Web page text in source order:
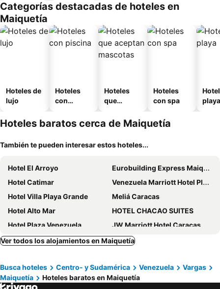
o
Categorías destacadas de hoteles en
Maiquetía
Hoteles de
lujo
Hoteles
con
Hoteles
que
mascotas
Hoteles
con spa
playa
Hoteles baratos cerca de Maiquetía
También te pueden interesar estos hoteles...
Hotel El Arroyo
Eurobuilding Express Maiquetía
Hotel Catimar
Venezuela Marriott Hotel Playa Grande
Hotel Villa Playa Grande
Meliá Caracas
Hotel Alto Mar
HOTEL CHACAO SUITES
Hotel Plaza Venezuela
JW Marriott Hotel Caracas
Hotel brisas del mar 2022
Eurobuilding Hotel & Suites Caracas
Lidotel Centro Lido
HOTEL MUEVETE POR VARGAS
Hotel Chacao Cumberland
Hotel CCT
Ver todos los alojamientos en Maiquetía
Busca hoteles Centro- y Sudamérica Venezuela
Vargas
Maiquetía
Hoteles baratos en Maiquetía